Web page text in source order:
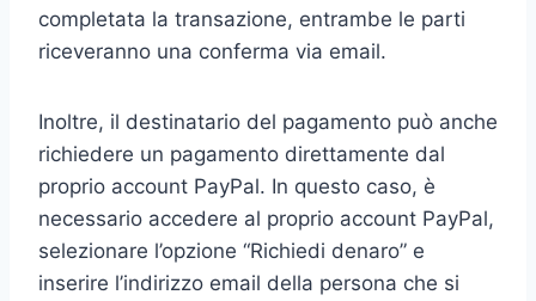
completata la transazione, entrambe le parti
riceveranno una conferma via email.
Inoltre, il destinatario del pagamento può anche
richiedere un pagamento direttamente dal
proprio account PayPal. In questo caso, è
necessario accedere al proprio account PayPal,
selezionare l’opzione “Richiedi denaro” e
inserire l’indirizzo email della persona che si